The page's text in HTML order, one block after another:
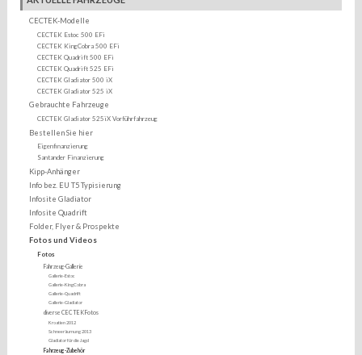
CECTEK-Modelle
CECTEK Estoc 500 EFi
CECTEK KingCobra 500 EFi
CECTEK Quadrift 500 EFi
CECTEK Quadrift 525 EFi
CECTEK Gladiator 500 iX
CECTEK Gladiator 525 iX
Gebrauchte Fahrzeuge
CECTEK Gladiator 525iX Vorführfahrzeug
Bestellen Sie hier
Eigenfinanzierung
Santander Finanzierung
Kipp-Anhänger
Info bez. EU T5 Typisierung
Infosite Gladiator
Infosite Quadrift
Folder, Flyer & Prospekte
Fotos und Videos
Fotos
Fahrzeug-Gallerie
Gallerie-Estoc
Gallerie-KingCobra
Gallerie-Quadrift
Gallerie-Gladiator
diverse CECTEK Fotos
Kroatien 2012
Schneeräumung 2013
Gladiator für die Jagd
Fahrzeug-Zubehör